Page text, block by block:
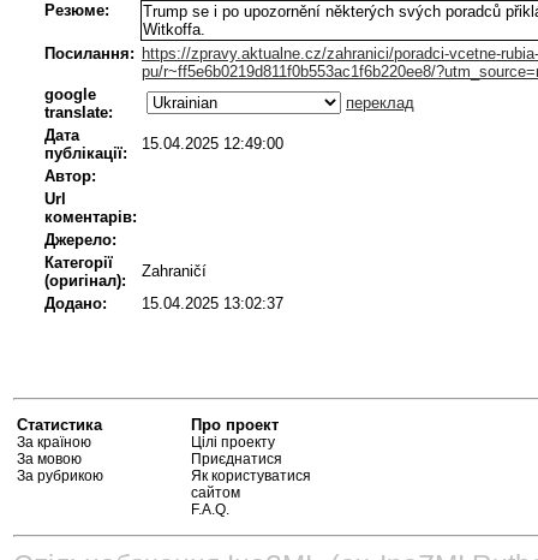
Резюме:
Trump se i po upozornění některých svých poradců
Witkoffa.
Посилання: https://zpravy.aktualne.cz/zahranici/poradci-vcetne-
pu/r~ff5e6b0219d811f0b553ac1f6b220ee8/
google
translate:
переклад
Дата
публікації:
15.04.2025 12:49:00
Автор:
Url
коментарів:
Джерело:
Категорії
(оригінал):
Zahraničí
Додано:
15.04.2025 13:02:37
Статистика
За країною
За мовою
За рубрикою
Про проект
Цілі проекту
Приєднатися
Як користуватися
сайтом
F.A.Q.